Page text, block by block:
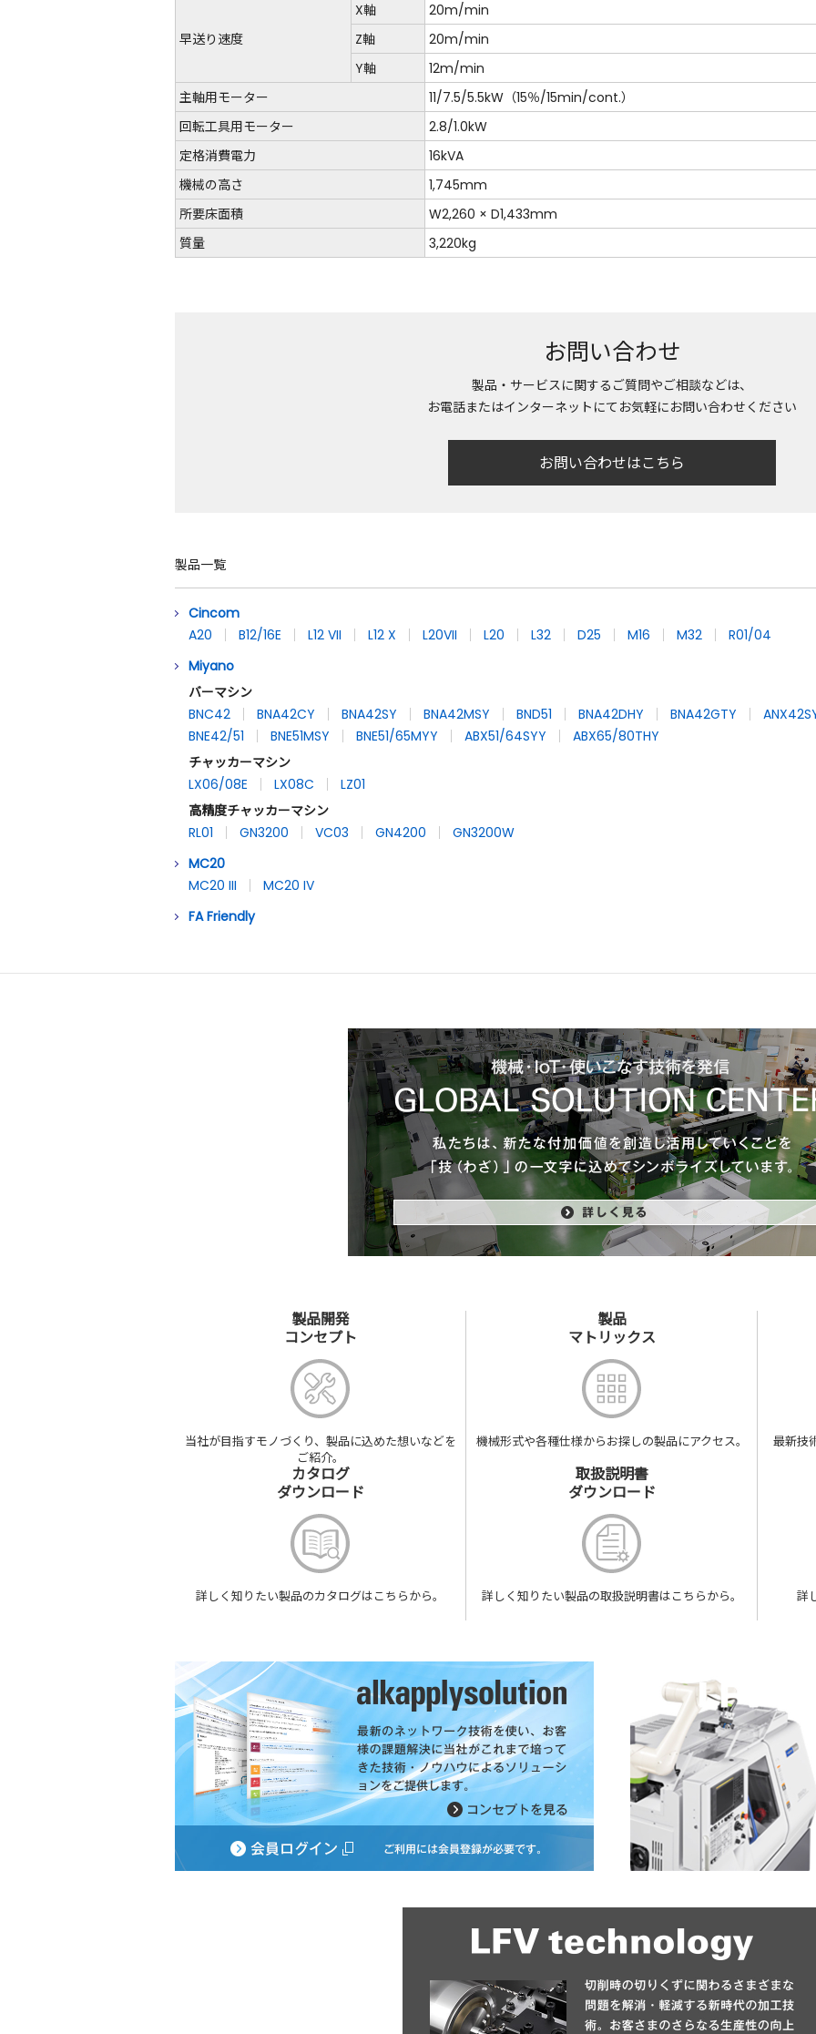
早送り速度
X軸
20m/min
Z軸
20m/min
Y軸
12m/min
主軸用モーター
11/7.5/5.5kW（15％/15min/cont.）
回転工具用モーター
2.8/1.0kW
定格消費電力
16kVA
機械の高さ
1,745mm
所要床面積
W2,260 × D1,433mm
質量
3,220kg
お問い合わせ
製品・サービスに関するご質問やご相談などは、
お電話またはインターネットにてお気軽にお問い合わせください
お問い合わせはこちら
製品一覧
Cincom
A20
B12/16E L12 VII L12 X L20VII L20 L32 D25 M16 M32
R01/04
Miyano
バーマシン
BNC42
BNA42CY BNA42SY BNA42MSY BND51 BNA42DHY BNA42GTY
BNE42/51
BNE51MSY BNE51/65MYY ABX51/64SYY
ABX65/80THY
チャッカーマシン
LX06/08E
LX08C
LZ01
高精度チャッカーマシン
RL01
GN3200 VC03 GN4200
GN3200W
MC20
MC20 III
MC20 IV
FA Friendly
製品開発
コンセプト
当社が目指すモノづくり、 製品に込めた想いなどを
ご紹介。
製品
マトリックス
機械形式や各種仕様からお探しの製品にアクセス。 最新技
カタログ
ダウンロード
詳しく 知りたい製品のカタログはこちらから。
取扱説明書
ダウンロード
詳しく 知りたい製品の取扱説明書はこちらから。 詳